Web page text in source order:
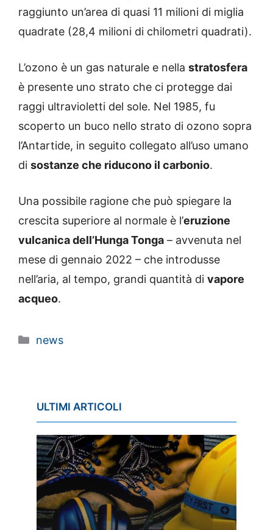
raggiunto un’area di quasi 11 milioni di miglia
quadrate (28,4 milioni di chilometri quadrati).
L’ozono è un gas naturale e nella stratosfera
è presente uno strato che ci protegge dai
raggi ultravioletti del sole. Nel 1985, fu
scoperto un buco nello strato di ozono sopra
l’Antartide, in seguito collegato all’uso umano
di sostanze che riducono il carbonio.
Una possibile ragione che può spiegare la
crescita superiore al normale è l’eruzione
vulcanica dell’Hunga Tonga – avvenuta nel
mese di gennaio 2022 – che introdusse
nell’aria, al tempo, grandi quantità di vapore
acqueo.
Categorie
news
ULTIMI ARTICOLI